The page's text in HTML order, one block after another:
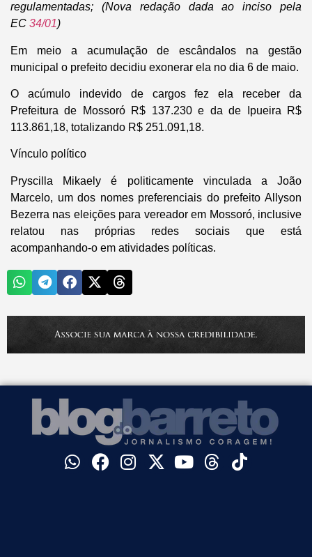
regulamentadas; (Nova redação dada ao inciso pela
EC 34/01)
Em meio a acumulação de escândalos na gestão
municipal o prefeito decidiu exonerar ela no dia 6 de maio.
O acúmulo indevido de cargos fez ela receber da
Prefeitura de Mossoró R$ 137.230 e da de Ipueira R$
113.861,18, totalizando R$ 251.091,18.
Vínculo político
Pryscilla Mikaely é politicamente vinculada a João
Marcelo, um dos nomes preferenciais do prefeito Allyson
Bezerra nas eleições para vereador em Mossoró, inclusive
relatou nas próprias redes sociais que está
acompanhando-o em atividades políticas.